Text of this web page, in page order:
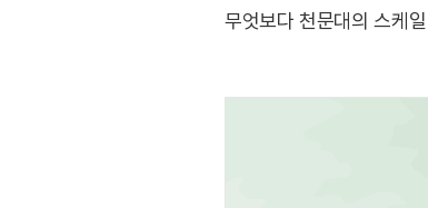
무엇보다 천문대의 스케